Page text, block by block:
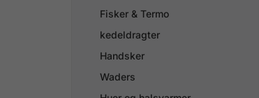
Fisker & Termo
kedeldragter
Handsker
Waders